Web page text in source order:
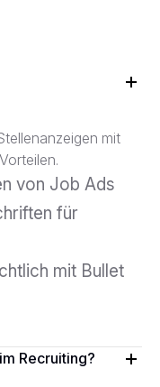
mit
von Job Ads
für
mit Bullet
Recruiting?